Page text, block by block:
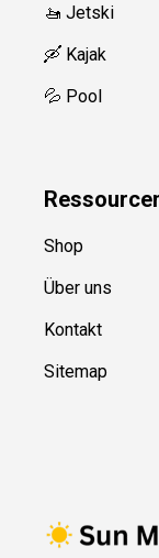
🚤 Jetski
🛶 Kajak
💦 Pool
Ressource
Shop
Über uns
Kontakt
Sitemap